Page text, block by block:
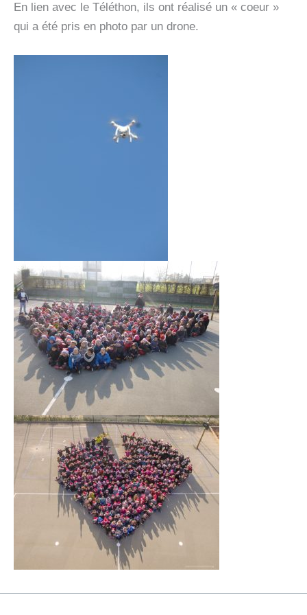
En lien avec le Téléthon, ils ont réalisé un « coeur »
qui a été pris en photo par un drone.